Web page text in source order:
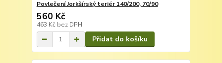
Povlečení Jorkšírský teriér 140/200, 70/90
560 Kč
463 Kč bez DPH
Přidat do košíku